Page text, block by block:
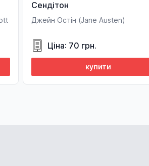
Сендітон
Джейн Остін (Jane Austen)
Ціна: 70 грн.
купити